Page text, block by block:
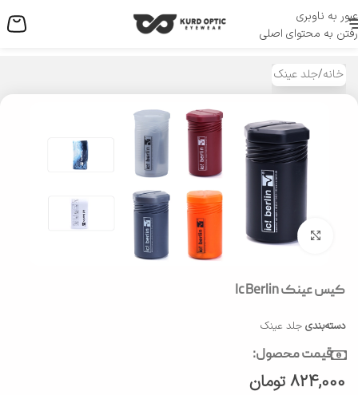
عبور به ناوبری
رفتن به محتوای اصلی
منو
خانه/جلد عینک
بزرگنمایی تصویر
کیس عینک Ic Berlin
دسته‌بندی جلد عینک
قیمت محصول:
824,000 تومان